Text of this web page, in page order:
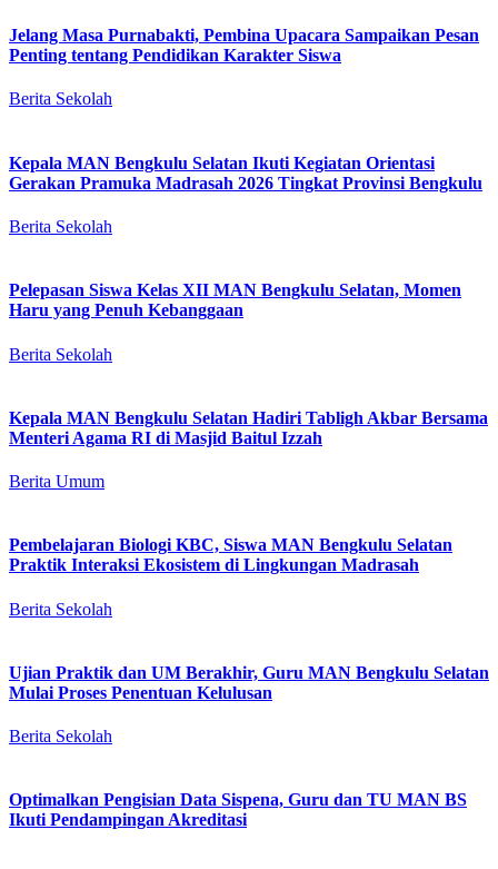
Jelang Masa Purnabakti, Pembina Upacara Sampaikan Pesan
Penting tentang Pendidikan Karakter Siswa
Berita Sekolah
Kepala MAN Bengkulu Selatan Ikuti Kegiatan Orientasi
Gerakan Pramuka Madrasah 2026 Tingkat Provinsi Bengkulu
Berita Sekolah
Pelepasan Siswa Kelas XII MAN Bengkulu Selatan, Momen
Haru yang Penuh Kebanggaan
Berita Sekolah
Kepala MAN Bengkulu Selatan Hadiri Tabligh Akbar Bersama
Menteri Agama RI di Masjid Baitul Izzah
Berita Umum
Pembelajaran Biologi KBC, Siswa MAN Bengkulu Selatan
Praktik Interaksi Ekosistem di Lingkungan Madrasah
Berita Sekolah
Ujian Praktik dan UM Berakhir, Guru MAN Bengkulu Selatan
Mulai Proses Penentuan Kelulusan
Berita Sekolah
Optimalkan Pengisian Data Sispena, Guru dan TU MAN BS
Ikuti Pendampingan Akreditasi